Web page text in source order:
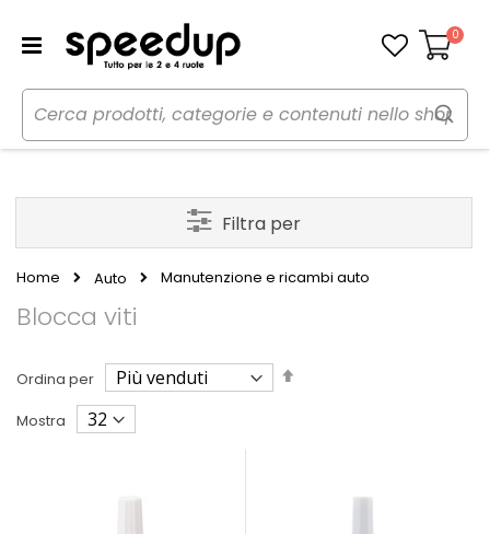
Carrello
0
Home Auto Manutenzione e ricambi auto
Blocca viti
Ordina per
Imposta
Mostra
Filtra per